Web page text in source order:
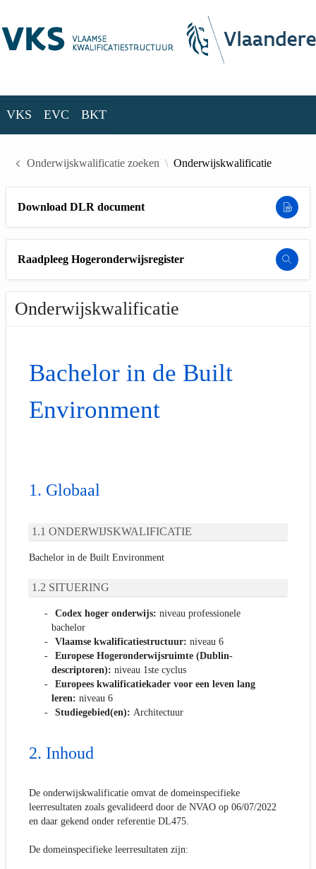
VKS EVC BKT
Onderwijskwalificatie zoeken Onderwijskwalificatie
Download DLR document
Raadpleeg Hogeronderwijsregister
Onderwijskwalificatie
Bachelor in de Built
Environment
Globaal
ONDERWIJSKWALIFICATIE
Bachelor in de Built Environment
SITUERING
Codex hoger onderwijs: niveau professionele
bachelor
Vlaamse kwalificatiestructuur: niveau 6
Europese Hogeronderwijsruimte (Dublin-
descriptoren): niveau 1ste cyclus
Europees kwalificatiekader voor een leven lang
leren: niveau 6
Studiegebied(en): Architectuur
Inhoud
De onderwijskwalificatie omvat de domeinspecifieke
leerresultaten zoals gevalideerd door de NVAO op 06/07/2022
en daar gekend onder referentie DL475.
De domeinspecifieke leerresultaten zijn: